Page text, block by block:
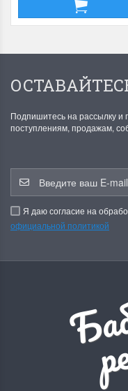
Подпишитесь на рассылку и
поступлениям, продажам,
Я даю согласие на
официальной политикой